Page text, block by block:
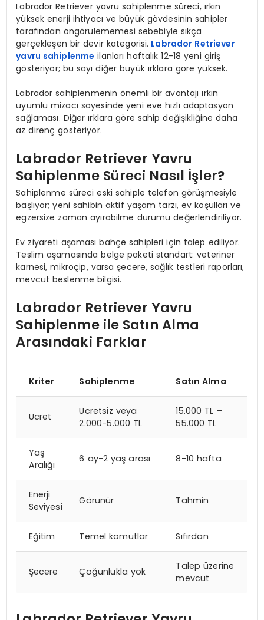
Labrador Retriever yavru sahiplenme süreci, ırkın
yüksek enerji ihtiyacı ve büyük gövdesinin sahipler
tarafından öngörülememesi sebebiyle sıkça
gerçekleşen bir devir kategorisi. Labrador Retriever
yavru sahiplenme ilanları haftalık 12-18 yeni giriş
gösteriyor; bu sayı diğer büyük ırklara göre yüksek.
Labrador sahiplenmenin önemli bir avantajı ırkın
uyumlu mizacı sayesinde yeni eve hızlı adaptasyon
sağlaması. Diğer ırklara göre sahip değişikliğine daha
az direnç gösteriyor.
Labrador Retriever Yavru
Sahiplenme Süreci Nasıl İşler?
Sahiplenme süreci eski sahiple telefon görüşmesiyle
başlıyor; yeni sahibin aktif yaşam tarzı, ev koşulları ve
egzersize zaman ayırabilme durumu değerlendiriliyor.
Ev ziyareti aşaması bahçe sahipleri için talep ediliyor.
Teslim aşamasında belge paketi standart: veteriner
karnesi, mikroçip, varsa şecere, sağlık testleri raporları,
mevcut beslenme bilgisi.
Labrador Retriever Yavru
Sahiplenme ile Satın Alma
Arasındaki Farklar
Kriter Sahiplenme Satın Alma
Ücret
Ücretsiz veya
2.000-5.000 TL
15.000 TL –
55.000 TL
Yaş
Aralığı
6 ay-2 yaş arası 8-10 hafta
Enerji
Seviyesi
Görünür Tahmin
Eğitim Temel komutlar Sıfırdan
Şecere Çoğunlukla yok
Talep üzerine
mevcut